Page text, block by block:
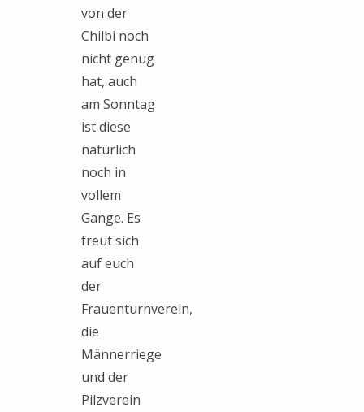
von der
Chilbi noch
nicht genug
hat, auch
am Sonntag
ist diese
natürlich
noch in
vollem
Gange. Es
freut sich
auf euch
der
Frauenturnverein,
die
Männerriege
und der
Pilzverein